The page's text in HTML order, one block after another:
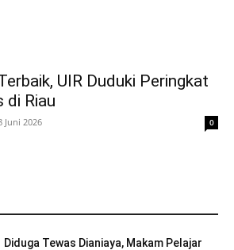
UIR Duduki Peringkat
di Riau
Juni 2026 0
Diduga Tewas Dianiaya, Makam Pelajar